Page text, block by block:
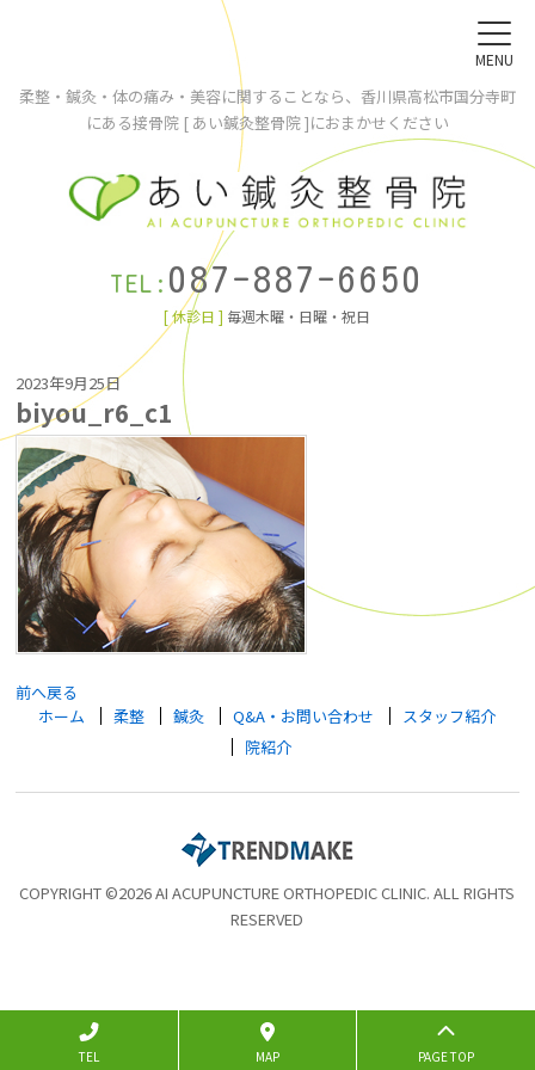
柔整・鍼灸・体の痛み・美容に関することなら、香川県高松市国分寺町
にある接骨院 [ あい鍼灸整骨院 ]におまかせください
TEL: 087-887-6650
[ 休診日 ] 毎週木曜・日曜・祝日
MENU
2023年9月25日
biyou_r6_c1
前へ戻る
ホーム
柔整 鍼灸 Q&A・お問い合わせ
スタッフ紹介
院紹介
COPYRIGHT ©2026 AI ACUPUNCTURE ORTHOPEDIC CLINIC. ALL RIGHTS
RESERVED
TEL MAP PAGE TOP